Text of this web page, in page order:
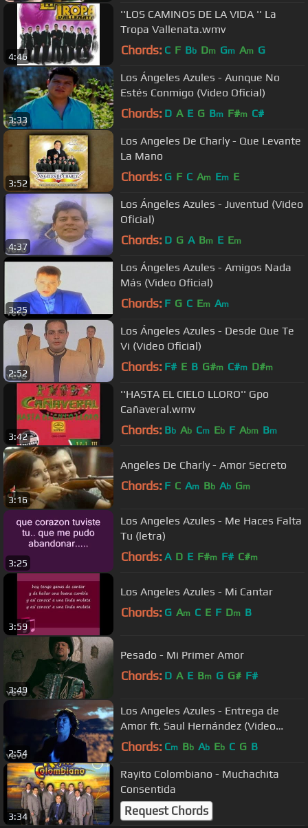
4:46
''LOS CAMINOS DE LA VIDA '' La
Tropa Vallenata.wmv
Chords: C F Bb Dm Gm Am G
3:33
Los Ángeles Azules - Aunque No
Estés Conmigo (Video Oficial)
Chords: D A E G Bm F#m C#
3:52
Los Angeles De Charly - Que Levante
La Mano
Chords: G F C Am Em E
4:37
Los Ángeles Azules - Juventud (Video
Oficial)
Chords: D G A Bm E Em
3:25
Los Ángeles Azules - Amigos Nada
Más (Video Oficial)
Chords: F G C Em Am
2:52
Los Ángeles Azules - Desde Que Te
Vi (Video Oficial)
Chords: F# E B G#m C#m D#m
3:42
''HASTA EL CIELO LLORO'' Gpo
Cañaveral.wmv
Chords: Bb Ab Cm Eb F Abm Bm
3:16
Angeles De Charly - Amor Secreto
Chords: F C Am Bb Ab Gm
3:25
Los Angeles Azules - Me Haces Falta
Tu (letra)
Chords: A D E F#m F# C#m
3:59
Los Angeles Azules - Mi Cantar
Chords: G Am C E F Dm B
3:49
Pesado - Mi Primer Amor
Chords: D A E Bm G G# F#
2:54
Los Angeles Azules - Entrega de
Amor ft. Saul Hernández (Video
Oficial)
Chords: Cm Bb Ab Eb C G B
3:34
Rayito Colombiano - Muchachita
Consentida
Request Chords